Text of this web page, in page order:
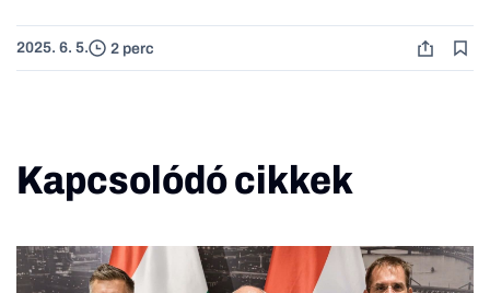
2025. 6. 5. 2 perc
Kapcsolódó cikkek